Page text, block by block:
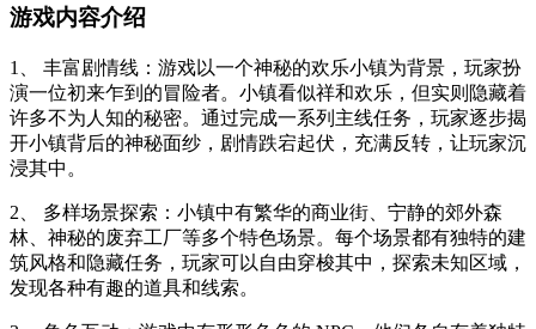
游戏内容介绍
1、 丰富剧情线：游戏以一个神秘的欢乐小镇为背景，玩家扮
演一位初来乍到的冒险者。小镇看似祥和欢乐，但实则隐藏着
许多不为人知的秘密。通过完成一系列主线任务，玩家逐步揭
开小镇背后的神秘面纱，剧情跌宕起伏，充满反转，让玩家沉
浸其中。
2、 多样场景探索：小镇中有繁华的商业街、宁静的郊外森
林、神秘的废弃工厂等多个特色场景。每个场景都有独特的建
筑风格和隐藏任务，玩家可以自由穿梭其中，探索未知区域，
发现各种有趣的道具和线索。